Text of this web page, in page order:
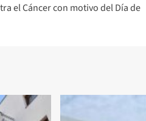
el Cáncer con motivo del Día de